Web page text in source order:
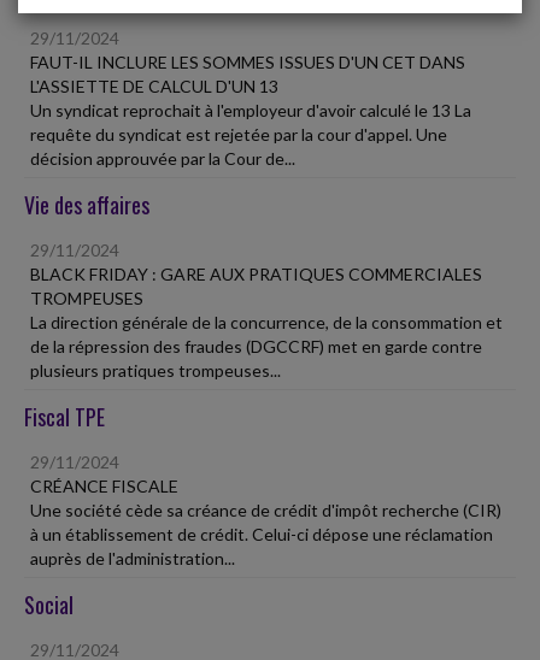
29/11/2024
FAUT-IL INCLURE LES SOMMES ISSUES D'UN CET DANS
L'ASSIETTE DE CALCUL D'UN 13
Un syndicat reprochait à l'employeur d'avoir calculé le 13 La
requête du syndicat est rejetée par la cour d'appel. Une
décision approuvée par la Cour de...
Vie des affaires
29/11/2024
BLACK FRIDAY : GARE AUX PRATIQUES COMMERCIALES
TROMPEUSES
La direction générale de la concurrence, de la consommation et
de la répression des fraudes (DGCCRF) met en garde contre
plusieurs pratiques trompeuses...
Fiscal TPE
29/11/2024
CRÉANCE FISCALE
Une société cède sa créance de crédit d'impôt recherche (CIR)
à un établissement de crédit. Celui-ci dépose une réclamation
auprès de l'administration...
Social
29/11/2024